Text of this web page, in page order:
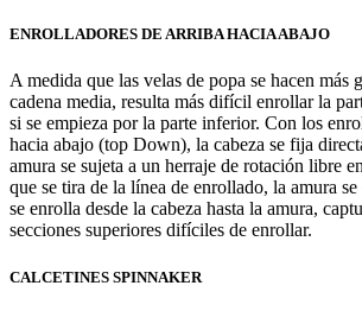
ENROLLADORES DE ARRIBA HACIA ABAJO
A medida que las velas de popa se hacen más
cadena media, resulta más difícil enrollar la
si se empieza por la parte inferior. Con los
hacia abajo (top Down), la cabeza se fija
amura se sujeta a un herraje de rotación libre
que se tira de la línea de enrollado, la amura
se enrolla desde la cabeza hasta la amura,
secciones superiores difíciles de enrollar.
CALCETINES SPINNAKER